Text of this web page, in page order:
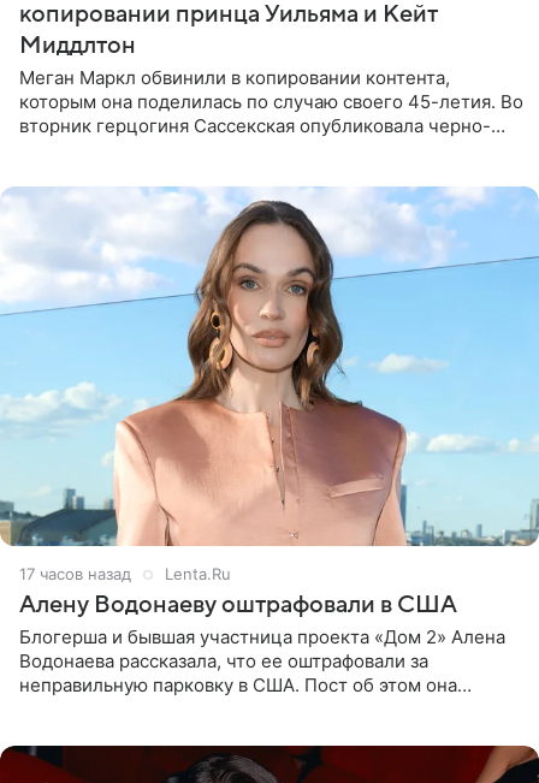
копировании принца Уильяма и Кейт
Миддлтон
Меган Маркл обвинили в копировании контента,
которым она поделилась по случаю своего 45-летия. Во
вторник герцогиня Сассекская опубликовала черно-
17 часов назад Lenta.Ru
Алену Водонаеву оштрафовали в США
Блогерша и бывшая участница проекта «Дом 2» Алена
Водонаева рассказала, что ее оштрафовали за
неправильную парковку в США. Пост об этом она